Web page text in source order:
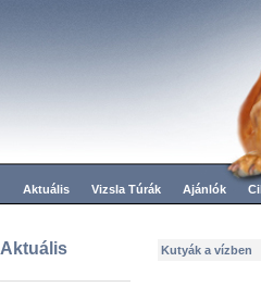
Aktuális Vizsla Túrák Ajánlók
Aktuális
Kutyák a vízben